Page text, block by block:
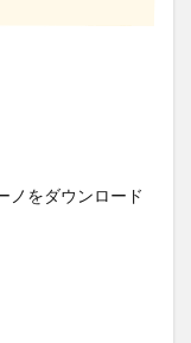
ノをダウンロード